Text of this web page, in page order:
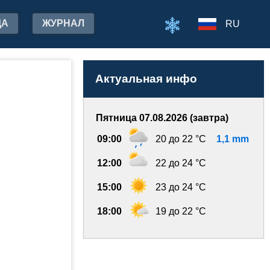
ЖУРНАЛ RU
Актуальная инфо
Пятница 07.08.2026 (завтра)
09:00 20 до 22 °C 1,1 mm
12:00 22 до 24 °C
15:00 23 до 24 °C
18:00 19 до 22 °C